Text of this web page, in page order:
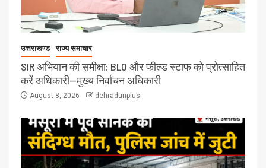
उत्तराखण्ड राज्य समाचार
SIR अभियान की समीक्षा: BLO और फील्ड स्टाफ को प्रोत्साहित
करें अधिकारी—मुख्य निर्वाचन अधिकारी
August 8, 2026 dehradunplus